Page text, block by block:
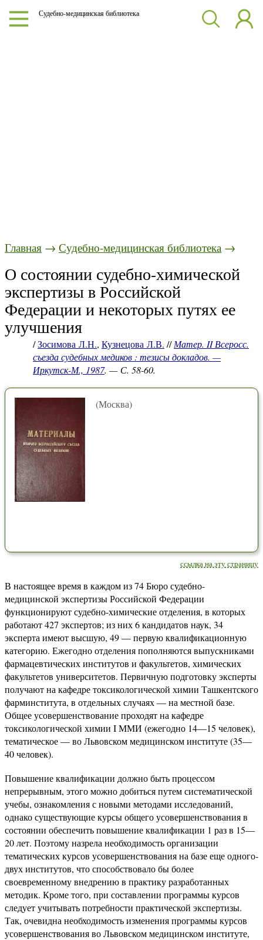
Судебно-медицинская библиотека
Главная → Судебно-медицинская библиотека →
О состоянии судебно-химической
экспертизы в Российской
Федерации и некоторых путях ее
улучшения
/Зосимова Л.Н., Кузнецова Л.В. //Матер. II Всеросс.
съезда судебных медиков : тезисы докладов. —
Иркутск-М., 1987. — С. 58-60.
(Москва)
ссылка на эту страницу
В настоящее время в каждом из 74 Бюро судебно-
медицинской экспертизы Российской Федерации
функционируют судебно-химические отделения, в которых
работают 427 экспертов; из них 6 кандидатов наук, 34
эксперта имеют высшую, 49 — первую квалификационную
категорию. Ежегодно отделения пополняются выпускниками
фармацевтических институтов и факультетов, химических
факультетов университетов. Первичную подготовку эксперты
получают на кафедре токсикологической химии Ташкентского
фарминститута, в отдельных случаях — на местной базе.
Общее усовершенствование проходят на кафедре
токсикологической химии I ММИ (ежегодно 14—15 человек),
тематическое — во Львовском медицинском институте (35—
40 человек).
Повышение квалификации должно быть процессом
непрерывным, этого можно добиться путем систематической
учебы, ознакомления с новыми методами исследований,
однако существующие курсы общего усовершенствования в
состоянии обеспечить повышение квалификации 1 раз в 15—
20 лет. Поэтому назрела необходимость организации
тематических курсов усовершенствования на базе еще одного-
двух институтов, что способствовало бы более
своевременному внедрению в практику разработанных
методик. Кроме того, при составлении программы курсов
следует учитывать потребности практической экспертизы.
Так, очевидна необходимость изменения программы курсов
усовершенствования во Львовском медицинском институте,